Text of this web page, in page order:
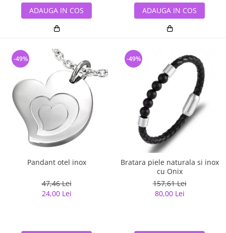
ADAUGA IN COS ADAUGA IN COS
Pandant otel inox
47,46 Lei
24,00 Lei
-49%
Bratara piele naturala si inox
cu Onix
157,61 Lei
80,00 Lei
-49%